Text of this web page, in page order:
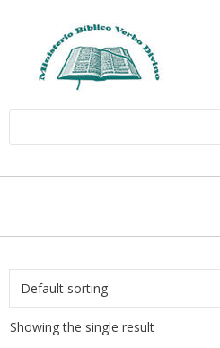
Showing the single result